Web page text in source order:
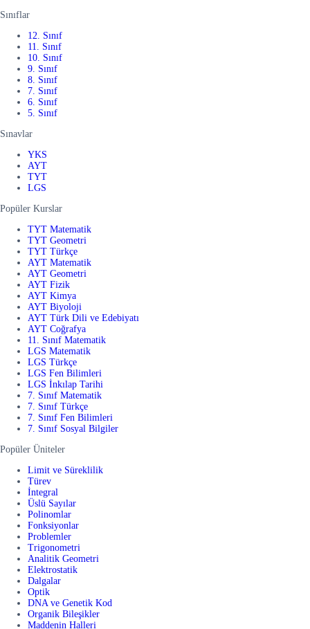
Sınıflar
12. Sınıf
11. Sınıf
10. Sınıf
9. Sınıf
8. Sınıf
7. Sınıf
6. Sınıf
5. Sınıf
Sınavlar
YKS
AYT
TYT
LGS
Popüler Kurslar
TYT Matematik
TYT Geometri
TYT Türkçe
AYT Matematik
AYT Geometri
AYT Fizik
AYT Kimya
AYT Biyoloji
AYT Türk Dili ve Edebiyatı
AYT Coğrafya
11. Sınıf Matematik
LGS Matematik
LGS Türkçe
LGS Fen Bilimleri
LGS İnkılap Tarihi
7. Sınıf Matematik
7. Sınıf Türkçe
7. Sınıf Fen Bilimleri
7. Sınıf Sosyal Bilgiler
Popüler Üniteler
Limit ve Süreklilik
Türev
İntegral
Üslü Sayılar
Polinomlar
Fonksiyonlar
Problemler
Trigonometri
Analitik Geometri
Elektrostatik
Dalgalar
Optik
DNA ve Genetik Kod
Organik Bileşikler
Maddenin Halleri